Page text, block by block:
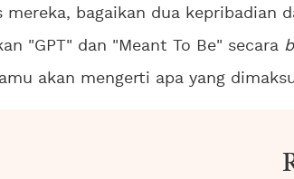
mereka, bagaikan dua kepribadian
"GPT" dan "Meant To Be" secara
akan mengerti apa yang